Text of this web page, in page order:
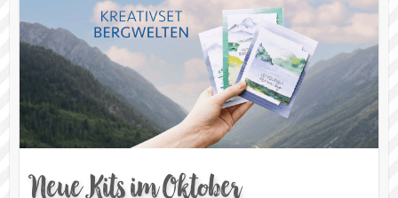
Neue Kits im Oktober